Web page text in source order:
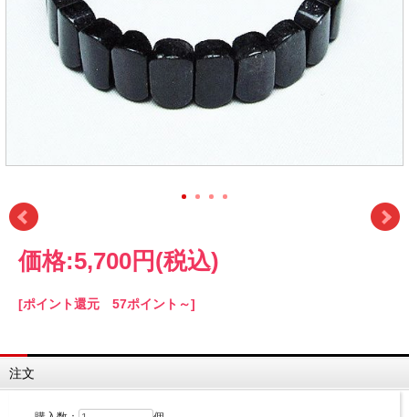
価格:5,700円 (税込)
[ポイント還元 57ポイント～]
注文